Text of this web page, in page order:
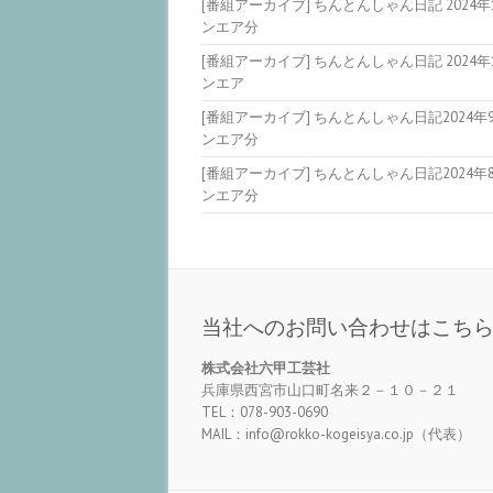
[番組アーカイブ] ちんとんしゃん日記 2024
ンエア分
[番組アーカイブ] ちんとんしゃん日記 2024
ンエア
[番組アーカイブ] ちんとんしゃん日記2024年
ンエア分
[番組アーカイブ] ちんとんしゃん日記2024年
ンエア分
当社へのお問い合わせはこちら
株式会社六甲工芸社
兵庫県西宮市山口町名来２－１０－２１
TEL：078-903-0690
MAIL：info@rokko-kogeisya.co.jp（代表）